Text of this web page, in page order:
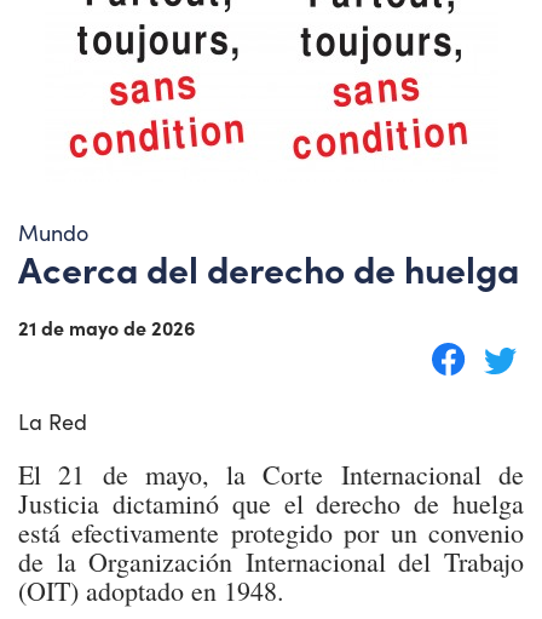
Mundo
Acerca del derecho de huelga
21 de mayo de 2026
La Red
El 21 de mayo, la Corte Internacional de
Justicia dictaminó que el derecho de huelga
está efectivamente protegido por un convenio
de la Organización Internacional del Trabajo
(OIT) adoptado en 1948.